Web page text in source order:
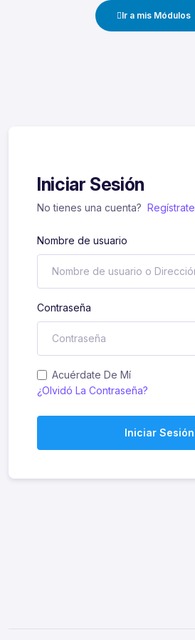
Ir a mis Módulos
Iniciar Sesión
No tienes una cuenta? Regístrate
Nombre de usuario
Contraseña
Acuérdate De Mí
¿Olvidó La Contraseña?
Iniciar Sesión